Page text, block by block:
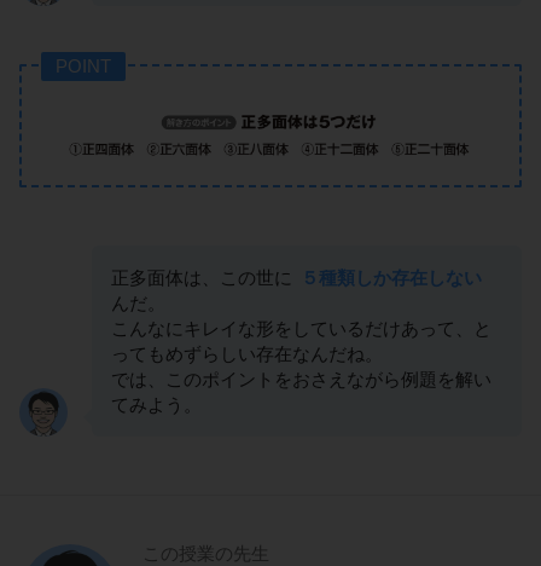
POINT
正多面体は、この世に
５種類しか存在しない
んだ。
こんなにキレイな形をしているだけあって、と
ってもめずらしい存在なんだね。
では、このポイントをおさえながら例題を解い
てみよう。
この授業の先生